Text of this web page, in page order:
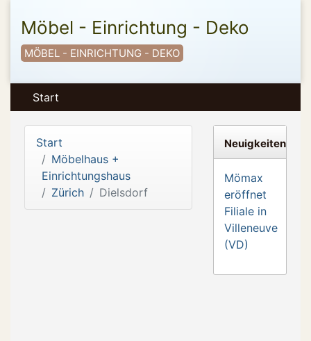
Möbel - Einrichtung - Deko
MÖBEL - EINRICHTUNG - DEKO
Start
Start
Möbelhaus +
Einrichtungshaus
Zürich
Dielsdorf
Neuigkeiten
Mömax
eröffnet
Filiale in
Villeneuve
(VD)